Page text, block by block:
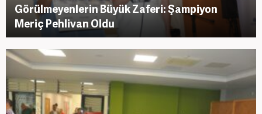
Görülmeyenlerin Büyük Zaferi: Şampiyon
Meriç Pehlivan Oldu